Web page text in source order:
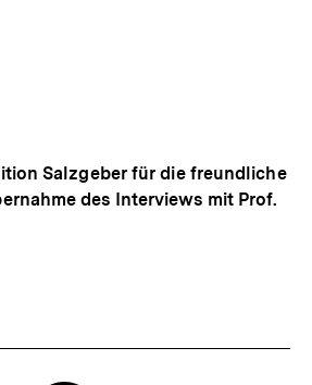
Salzgeber für die freundliche
des Interviews mit Prof.